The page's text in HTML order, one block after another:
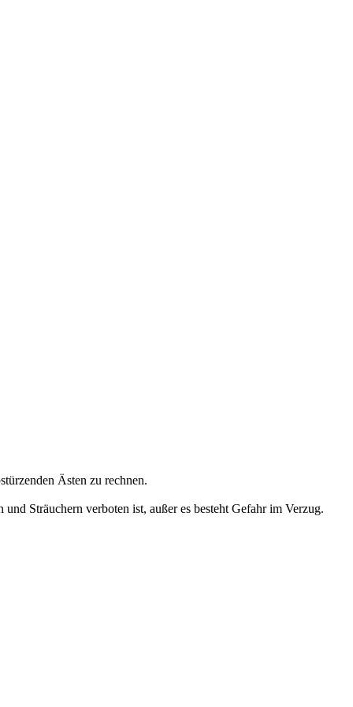
Ästen zu rechnen.
Sträuchern verboten ist, außer es besteht Gefahr im Verzug.